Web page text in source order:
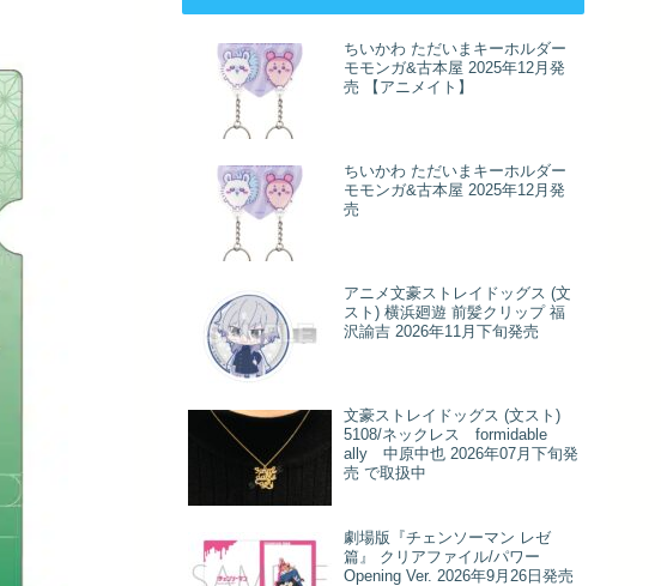
ちいかわ ただいまキーホルダー
モモンガ&古本屋 2025年12月発
売 【アニメイト】
ちいかわ ただいまキーホルダー
モモンガ&古本屋 2025年12月発
売
アニメ文豪ストレイドッグス (文
スト) 横浜廻遊 前髪クリップ 福
沢諭吉 2026年11月下旬発売
文豪ストレイドッグス (文スト)
5108/ネックレス formidable
ally 中原中也 2026年07月下旬発
売 で取扱中
劇場版『チェンソーマン レゼ
篇』 クリアファイル/パワー
Opening Ver. 2026年9月26日発売